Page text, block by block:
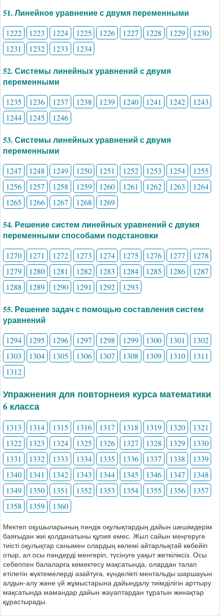
51. Линейное уравнение с двумя переменными
1222 1223 1224 1225 1226 1227 1228 1229
1230
1231
1232 1233 1234
52. Системы линейных уравнений с двумя
переменными
1235 1236 1237 1238 1239 1240 1241 1242
1243
1244
1245 1246
53. Системы линейных уравнений с двумя
переменными
1247 1248 1249 1250 1251 1252 1253 1254
1255
1256
1257 1258 1259 1260 1261 1262 1263
1264
1265
1266 1267 1268 1269
54. Решение систем линейных уравнений с двумя
переменными способами подстановки
1270 1271 1272 1273 1274 1275 1276 1277
1278
1279
1280 1281 1282 1283 1284 1285 1286
1287
1288
1289 1290 1291 1292 1293
55. Решение задач с помощью составления систем
уравнений
1294 1295 1296 1297 1298 1299 1300 1301
1302
1303
1304 1305 1306 1307 1308 1309 1310
1311
1312
Упражнения для повторнеия курса математики
6 класса
1313 1314 1315 1316 1317 1318 1319 1320
1321
1322
1323 1324 1325 1326 1327 1328 1329
1330
1331
1332 1333 1334 1335 1336 1337 1338
1339
1340
1341 1342 1343 1344 1345 1346 1347
1348
1349
1350 1351 1352 1353 1354 1355 1356
1357
1358
1359 1360
Мектеп оқушыларының пәндік оқулықтардың дайын шешімдерім
баяғыдан жиі қолданатыны құпия емес. Жыл сайын меңгеруге
тиісті оқулықтар санымен олардың көлемі айтарлықтай көбейіп
отыр, ал осы пәндерді менгеріп, түсінуге уақыт жеткіліксіз. Осы
себеппен балаларға көмектесу мақсатында, олардан талап
етілетін жүктемелерді азайтуға, күнделікті ментальды шаршауын
алдын-алу және үй жұмыстарына дайындалу тиімділігін арттыру
мақсатында мамандар дайын жауаптардан тұратын жинақтар
құрастырады.